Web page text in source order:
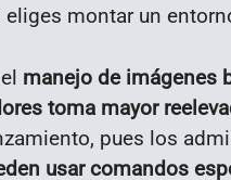
eliges montar un
manejo de imágenes
toma mayor
pues los
usar comandos